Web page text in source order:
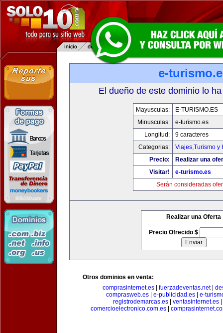
e-
El dueño de este dominio lo
Mayusculas:
E-TURISMO.ES
Minusculas:
e-turismo.es
Longitud:
9 caracteres
Categorias:
Viajes,Turismo y
Precio:
Realizar una
Visitar!
e-turismo.es
Serán consideradas
Realizar una Oferta
Precio Ofrecido $
Otros dominios en venta:
comprasinternet.es| fuerzadeventas.net|
comprasweb.es
e-publicidad.es
e-
registrodemarcas.es| ventasinternet.es|
comercioelectronico.com.es